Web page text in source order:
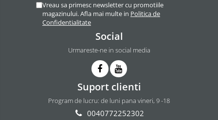
Vreau sa primesc newsletter cu promotiile
magazinului. Afla mai multe in Politica de
Confidentialitate
Social
Urmareste-ne in social media
Suport clienti
Program de lucru: de luni pana vineri, 9 -18
0040772252302